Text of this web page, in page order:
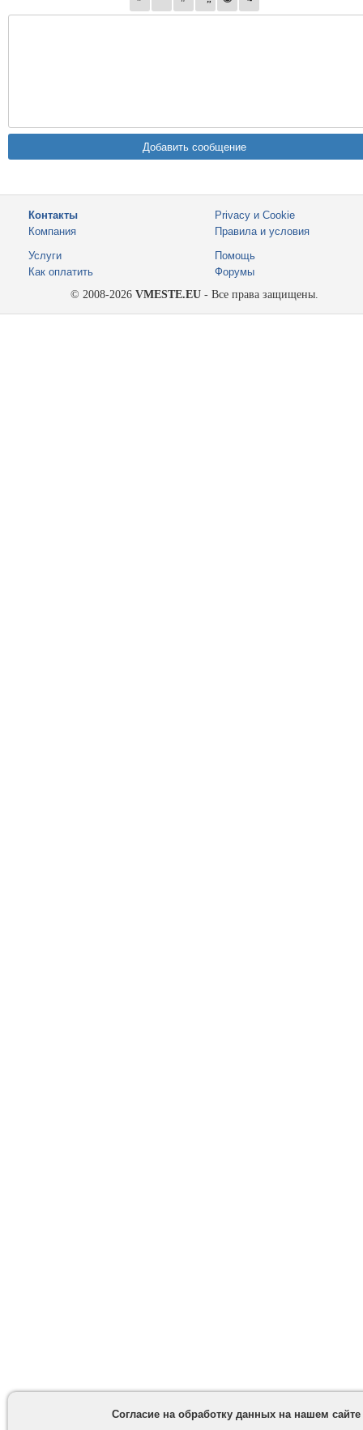
Контакты
Компания
Privacy и Cookie
Правила и условия
Услуги
Как оплатить
Помощь
Форумы
© 2008-2026 VMESTE.EU - Все права защищены.
Согласие на обработку данных на нашем сайте